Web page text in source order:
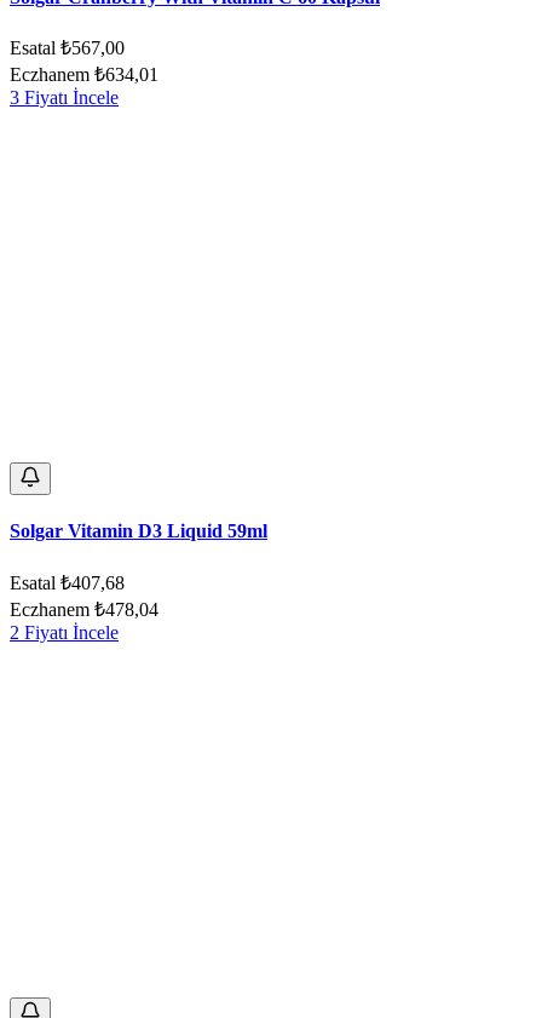
Esatal ₺567,00
Eczhanem ₺634,01
3 Fiyatı İncele
Solgar Vitamin D3 Liquid 59ml
Esatal ₺407,68
Eczhanem ₺478,04
2 Fiyatı İncele